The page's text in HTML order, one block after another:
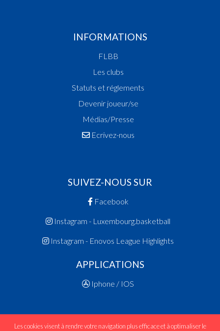
INFORMATIONS
FLBB
Les clubs
Statuts et réglements
Devenir joueur/se
Médias/Presse
Ecrivez-nous
SUIVEZ-NOUS SUR
Facebook
Instagram - Luxembourg.basketball
Instagram - Enovos League Highlights
APPLICATIONS
Iphone / IOS
Les cookies visent à rendre votre navigation plus efficace et à optimaliser le